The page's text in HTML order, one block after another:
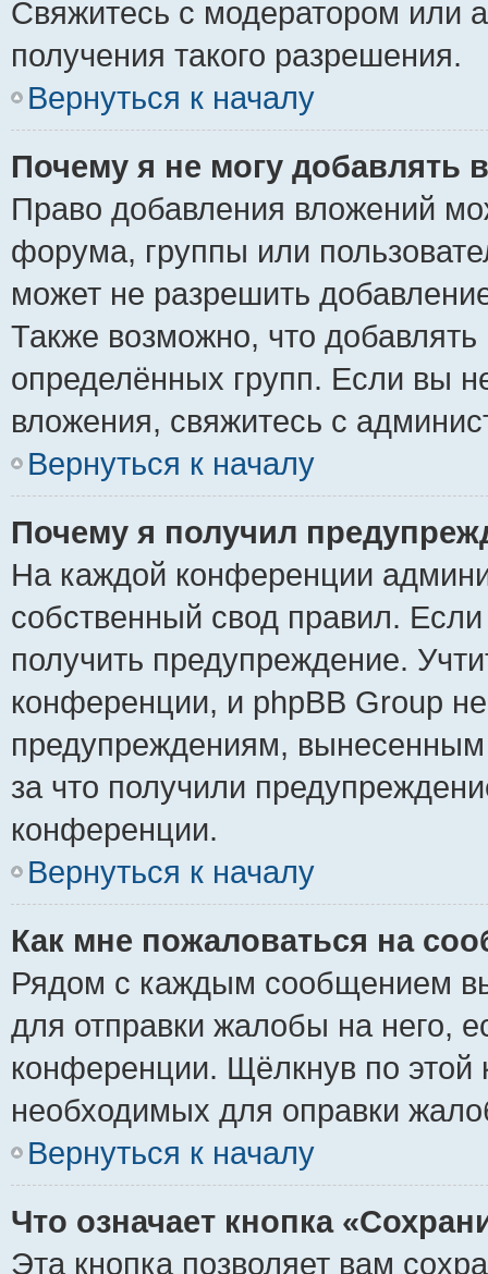
Свяжитесь с модератором или
получения такого разрешения.
Вернуться к началу
Почему я не могу добавлять
Право добавления вложений
форума, группы или
может не разрешить
Также возможно, что
определённых групп. Если вы
вложения, свяжитесь с
Вернуться к началу
Почему я получил
На каждой конференции
собственный свод правил.
получить предупреждение.
конференции, и phpBB Group
предупреждениям,
за что получили
конференции.
Вернуться к началу
Как мне пожаловаться на
Рядом с каждым сообщением
для отправки жалобы на него,
конференции. Щёлкнув по этой
необходимых для оправки
Вернуться к началу
Что означает кнопка
Эта кнопка позволяет вам